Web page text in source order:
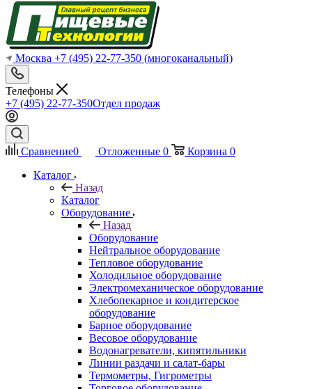
Москва +7 (495) 22-77-350 (многоканальный)
Телефоны
+7 (495) 22-77-350Отдел продаж
Сравнение0 Отложенные 0 Корзина 0
Каталог
Назад
Каталог
Оборудование
Назад
Оборудование
Нейтральное оборудование
Тепловое оборудование
Холодильное оборудование
Электромеханическое оборудование
Хлебопекарное и кондитерское
оборудование
Барное оборудование
Весовое оборудование
Водонагреватели, кипятильники
Линии раздачи и салат-бары
Термометры, Гигрометры